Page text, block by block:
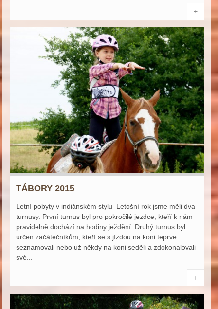
+
TÁBORY 2015
Letní pobyty v indiánském stylu Letošní rok jsme měli dva
turnusy. První turnus byl pro pokročilé jezdce, kteří k nám
pravidelně dochází na hodiny ježdění. Druhý turnus byl
určen začátečníkům, kteří se s jízdou na koni teprve
seznamovali nebo už někdy na koni seděli a zdokonalovali
své...
+